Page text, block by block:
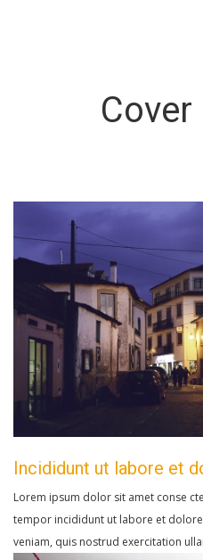
Cover
Incididunt ut labore et
Lorem ipsum dolor sit amet conse
tempor incididunt ut labore et
veniam, quis nostrud exercitation